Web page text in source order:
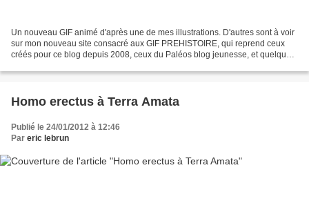
Un nouveau GIF animé d'après une de mes illustrations. D'autres sont à voir
sur mon nouveau site consacré aux GIF PREHISTOIRE, qui reprend ceux
créés pour ce blog depuis 2008, ceux du Paléos blog jeunesse, et quelques
Homo erectus à Terra Amata
Publié le 24/01/2012 à 12:46
Par eric lebrun